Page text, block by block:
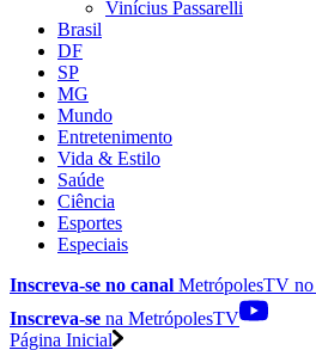
Vinícius Passarelli
Brasil
DF
SP
MG
Mundo
Entretenimento
Vida & Estilo
Saúde
Ciência
Esportes
Especiais
Inscreva-se no canal MetrópolesTV no
Inscreva-se na MetrópolesTV
Página Inicial